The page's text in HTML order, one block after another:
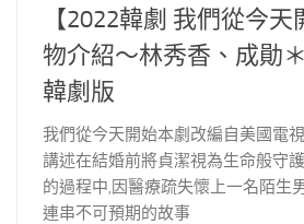
【2022韓劇 我們從今
物介紹～林秀香、成勛
韓劇版
我們從今天開始本劇改編自美國電
講述在結婚前將貞潔視為生命般守
的過程中,因醫療疏失懷上一名陌生
連串不可預期的故事